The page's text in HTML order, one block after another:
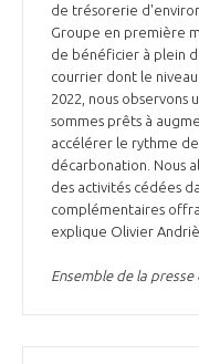
LA MÉDIATION AU-DELÀ
PRENDRE CONTACT
LES ENJEUX
COMPÉTITIVITÉ
EMPLOI & FORMATION
ENVIRONNEMENT
INNOVATION
INTERNATIONALISATION
LES PUBLICATIONS
DOCUMENTS &
RAPPORTS D'ACTIVITÉS
de trésorerie
Groupe en première
de bénéficier à plein
courrier dont le
2022, nous observons
sommes prêts à
accélérer le rythme
décarbonation. Nous
des activités cédées
complémentaires
explique Olivier
Ensemble de la